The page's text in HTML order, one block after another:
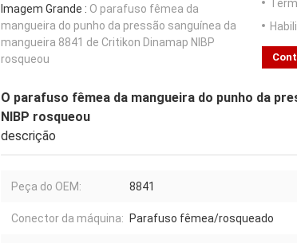
Imagem Grande : O parafuso fêmea da
mangueira do punho da pressão sanguínea da
mangueira 8841 de Critikon Dinamap NIBP
rosqueou
O parafuso fêmea da mangueira do punho da
NIBP rosqueou
descrição
Peça do OEM: 8841
Conector da máquina: Parafuso fêmea/rosqueado